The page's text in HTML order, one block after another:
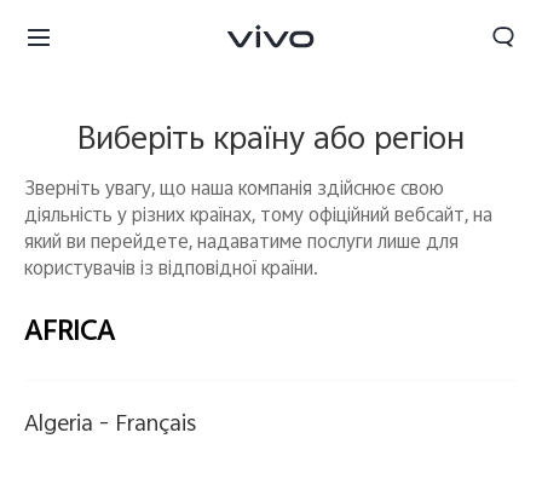
Виберіть країну або регіон
Зверніть увагу, що наша компанія здійснює свою
діяльність у різних країнах, тому офіційний вебсайт, на
який ви перейдете, надаватиме послуги лише для
користувачів із відповідної країни.
AFRICA
Algeria - Français